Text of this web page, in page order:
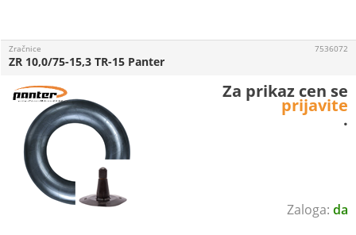
da
Zračnice
ZR 10,0/75-15,3 TR-15 Panter
7536072
Za prikaz cen se
prijavite
.